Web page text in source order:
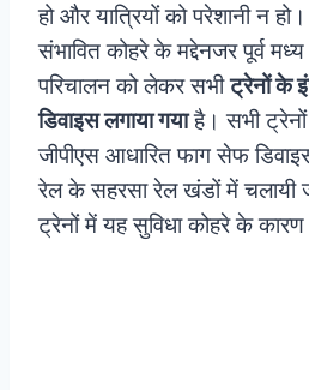
हो और यात्रियों को परेशानी न
संभावित कोहरे के मद्देनजर पूर्व मध्य
परिचालन को लेकर सभीट्रेनों के
डिवाइस लगाया गयाहै। सभी ट्रेनों
जीपीएस आधारित फाग सेफ
रेल के सहरसा रेल खंडों में चलायी
ट्रेनों में यह सुविधा कोहरे के